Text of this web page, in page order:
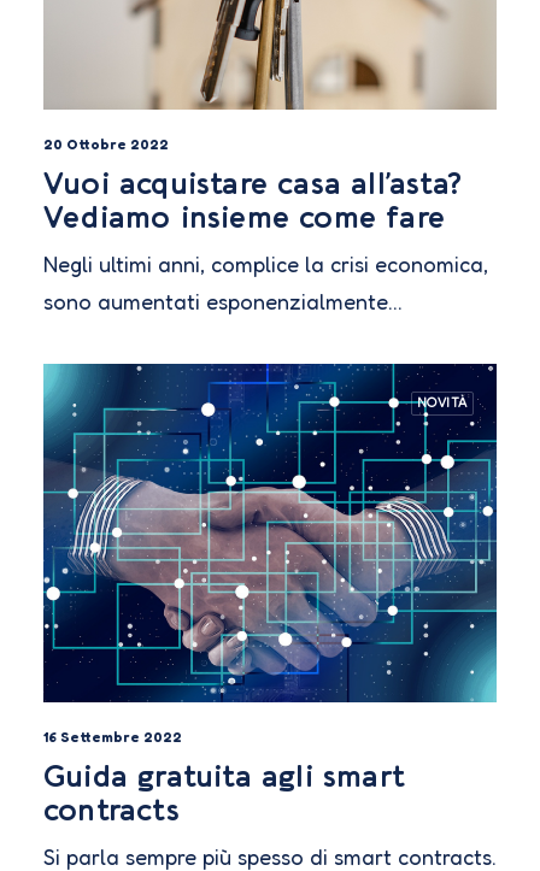
20 Ottobre 2022
Vuoi acquistare casa all’asta?
Vediamo insieme come fare
Negli ultimi anni, complice la crisi economica,
sono aumentati esponenzialmente…
NOVITÀ
16 Settembre 2022
Guida gratuita agli smart
contracts
Si parla sempre più spesso di smart contracts.